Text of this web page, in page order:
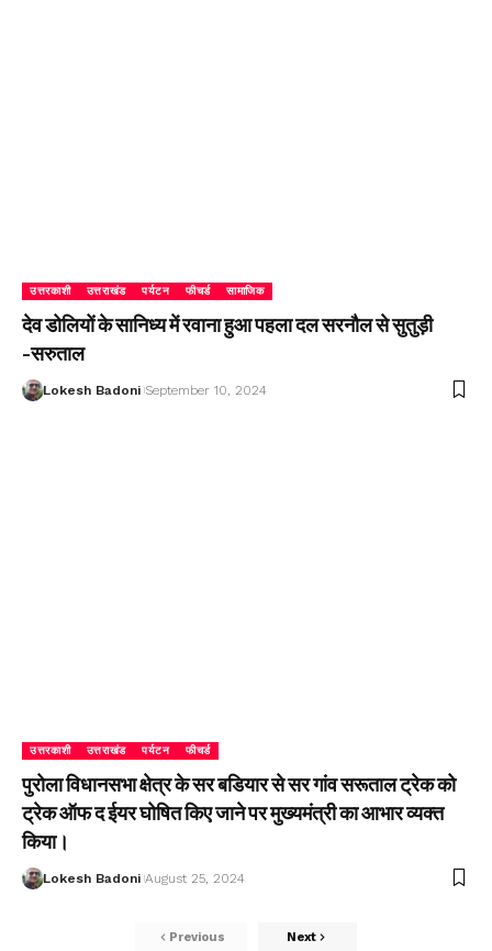
उत्तरकाशी उत्तराखंड पर्यटन फीचर्ड सामाजिक
देव डोलियों के सानिध्य में रवाना हुआ पहला दल सरनौल से सुतुड़ी
-सरुताल
Lokesh Badoni September 10, 2024
उत्तरकाशी उत्तराखंड पर्यटन फीचर्ड
पुरोला विधानसभा क्षेत्र के सर बडियार से सर गांव सरूताल ट्रेक को
ट्रेक ऑफ द ईयर घोषित किए जाने पर मुख्यमंत्री का आभार व्यक्त
किया।
Lokesh Badoni August 25, 2024
Previous Next